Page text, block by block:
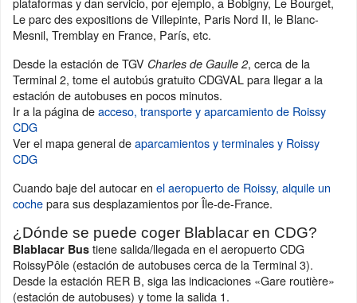
Le parc des expositions de Villepinte, Paris Nord II, le Blanc-
Mesnil, Tremblay en France, París, etc.
Desde la estación de TGV Charles de Gaulle 2, cerca de la
Terminal 2, tome el autobús gratuito CDGVAL para llegar a la
estación de autobuses en pocos minutos.
Ir a la página deacceso, transporte y aparcamiento de Roissy
CDG
Ver el mapa general deaparcamientos y terminales y Roissy
CDG
Cuando baje del autocar en el aeropuerto de Roissy, alquile un
cochepara sus desplazamientos por Île-de-France.
¿Dónde se puede coger Blablacar en CDG?
Blablacar Bus tiene salida/llegada en el aeropuerto CDG
RoissyPôle (estación de autobuses cerca de la Terminal 3).
Desde la estación RER B, siga las indicaciones «Gare routière»
(estación de autobuses) y tome la salida 1.